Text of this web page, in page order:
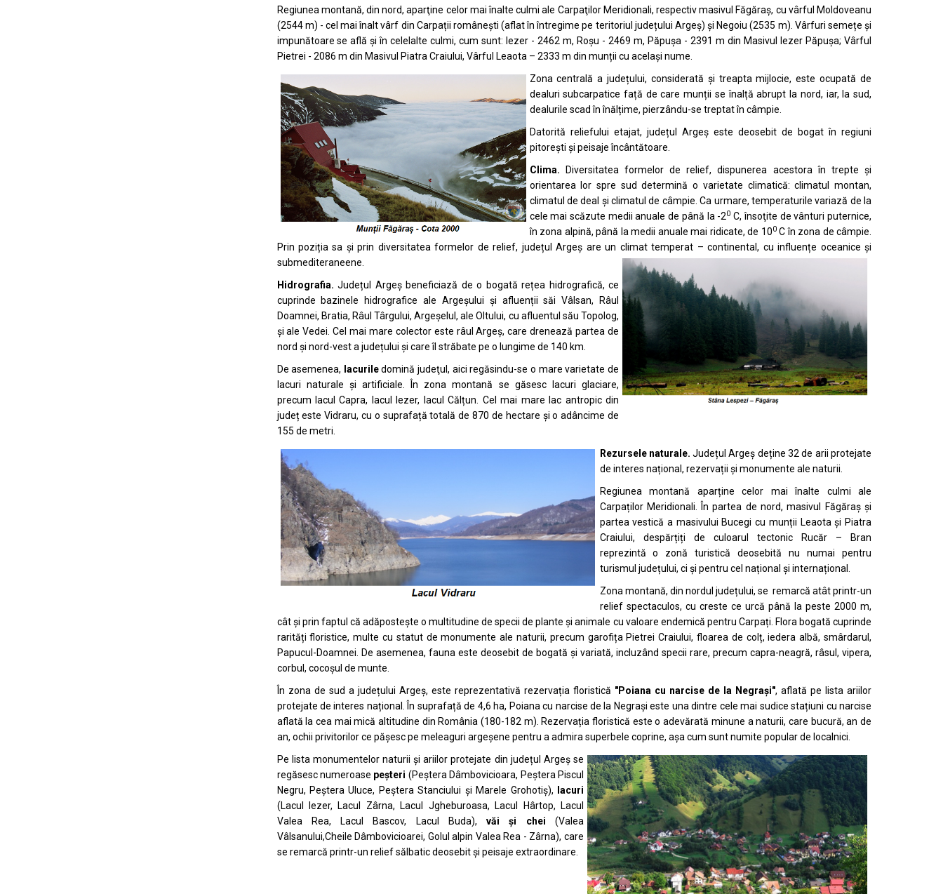
Regiunea montană, din nord, aparţine celor mai înalte culmi ale Carpaţilor Meridionali, respectiv masivul Făgăraş, cu vârful Moldoveanu
(2544 m) - cel mai înalt vârf din Carpații românești (aflat în întregime pe teritoriul județului Argeș) şi Negoiu (2535 m). Vârfuri semețe și
impunătoare se află și în celelalte culmi, cum sunt: Iezer - 2462 m, Roșu - 2469 m, Păpușa - 2391 m din Masivul Iezer Păpușa; Vârful
Pietrei - 2086 m din Masivul Piatra Craiului, Vârful Leaota – 2333 m din munții cu același nume.
Zona centrală a județului, considerată și treapta mijlocie, este ocupată de
dealuri subcarpatice față de care munții se înalță abrupt la nord, iar, la sud,
dealurile scad în înălțime, pierzându-se treptat în câmpie.
Datorită reliefului etajat, județul Argeș este deosebit de bogat în regiuni
pitorești și peisaje încântătoare.
Clima.
Diversitatea formelor de relief, dispunerea acestora în trepte și
orientarea lor spre sud determină o varietate climatică: climatul montan,
climatul de deal și climatul de câmpie. Ca urmare, temperaturile variază de la
cele mai scăzute medii anuale de până la -20 C, însoţite de vânturi puternice,
în zona alpină, până la medii anuale mai ridicate, de 100C în zona de câmpie.
Prin poziția sa și prin diversitatea formelor de relief, județul Argeș are un climat temperat – continental, cu influențe oceanice și
submediteraneene.
Hidrografia. Județul Argeș beneficiază de o bogată rețea hidrografică, ce
cuprinde bazinele hidrografice ale Argeșului și afluenții săi Vâlsan, Râul
Doamnei, Bratia, Râul Târgului, Argeșelul, ale Oltului, cu afluentul său Topolog,
și ale Vedei. Cel mai mare colector este râul Argeș, care drenează partea de
nord și nord-vest a județului și care îl străbate pe o lungime de 140 km.
De asemenea, lacuriledomină judeţul, aici regăsindu-se o mare varietate de
lacuri naturale și artificiale. În zona montană se găsesc lacuri glaciare,
precum lacul Capra, lacul Iezer, lacul Călțun. Cel mai mare lac antropic din
județ este Vidraru, cu o suprafață totală de 870 de hectare și o adâncime de
155 de metri.
Rezursele naturale.Județul Argeș deține 32 de arii protejate
de interes național, rezervații și monumente ale naturii.
Regiunea montană aparține celor mai înalte culmi ale
Carpaților Meridionali. În partea de nord, masivul Făgăraș și
partea vestică a masivului Bucegi cu munții Leaota și Piatra
Craiului, despărțiți de culoarul tectonic Rucăr – Bran
reprezintă o zonă turistică deosebită nu numai pentru
turismul județului, ci și pentru cel național și internațional.
Zona montană, din nordul județului, se remarcă atât printr-un
relief spectaculos, cu creste ce urcă până la peste 2000 m,
cât și prin faptul că adăpostește o multitudine de specii de plante și animale cu valoare endemică pentru Carpați. Flora bogată cuprinde
rarități floristice, multe cu statut de monumente ale naturii, precum garofița Pietrei Craiului, floarea de colț, iedera albă, smârdarul,
Papucul-Doamnei. De asemenea, fauna este deosebit de bogată și variată, incluzând specii rare, precum capra-neagră, râsul, vipera,
corbul, cocoșul de munte.
În zona de sud a județului Argeș, este reprezentativă rezervația floristică "Poiana cu narcise de la Negrași", aflată pe lista ariilor
protejate de interes național. În suprafață de 4,6 ha, Poiana cu narcise de la Negrași este una dintre cele mai sudice stațiuni cu narcise
aflată la cea mai mică altitudine din România (180-182 m). Rezervația floristică este o adevărată minune a naturii, care bucură, an de
an, ochii privitorilor ce pășesc pe meleaguri argeșene pentru a admira superbele coprine, așa cum sunt numite popular de localnici.
Pe lista monumentelor naturii și ariilor protejate din județul Argeș se
regăsesc numeroase peșteri (Peștera Dâmbovicioara, Peștera Piscul
Negru, Peștera Uluce, Peștera Stanciului și Marele Grohotiș),
lacuri
(Lacul Iezer, Lacul Zârna, Lacul Jgheburoasa, Lacul Hârtop, Lacul
Valea Rea, Lacul Bascov, Lacul Buda),văi și chei (Valea
Vâlsanului,Cheile Dâmbovicioarei, Golul alpin Valea Rea - Zârna), care
se remarcă printr-un relief sălbatic deosebit și peisaje extraordinare.